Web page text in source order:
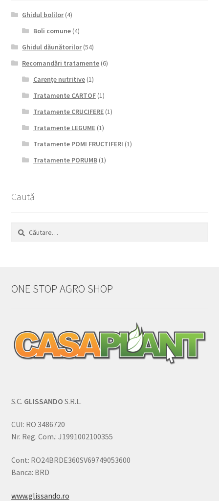
Ghidul bolilor(4)
Boli comune(4)
Ghidul dăunătorilor(54)
Recomandări tratamente (6)
Carențe nutritive(1)
Tratamente CARTOF(1)
Tratamente CRUCIFERE(1)
Tratamente LEGUME(1)
Tratamente POMI FRUCTIFERI (1)
Tratamente PORUMB(1)
Caută
Caută
ONE STOP AGRO SHOP
S.C. GLISSANDO S.R.L.
CUI: RO 3486720
Nr. Reg. Com.: J1991002100355
Cont: RO24BRDE360SV69749053600
Banca: BRD
www.glissando.ro